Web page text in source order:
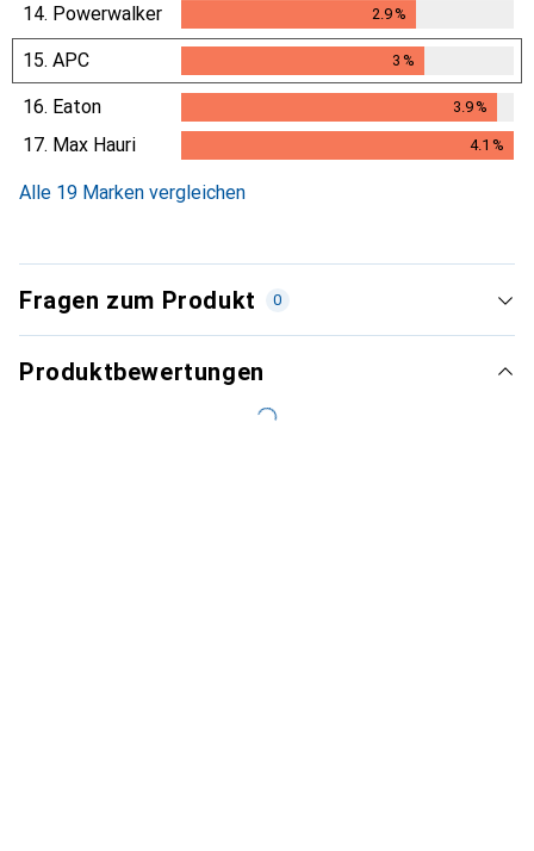
14. Powerwalker 2.9%
15. APC 3 %
16. Eaton 3.9%
3.9%
17. Max Hauri 4.1 %
Alle 19 Marken vergleichen
Fragen zum Produkt 0
Produktbewertungen